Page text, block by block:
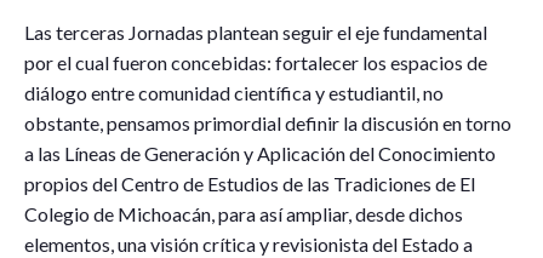
Las terceras Jornadas plantean seguir el eje fundamental
por el cual fueron concebidas: fortalecer los espacios de
diálogo entre comunidad científica y estudiantil, no
obstante, pensamos primordial definir la discusión en torno
a las Líneas de Generación y Aplicación del Conocimiento
propios del Centro de Estudios de las Tradiciones de El
Colegio de Michoacán, para así ampliar, desde dichos
elementos, una visión crítica y revisionista del Estado a